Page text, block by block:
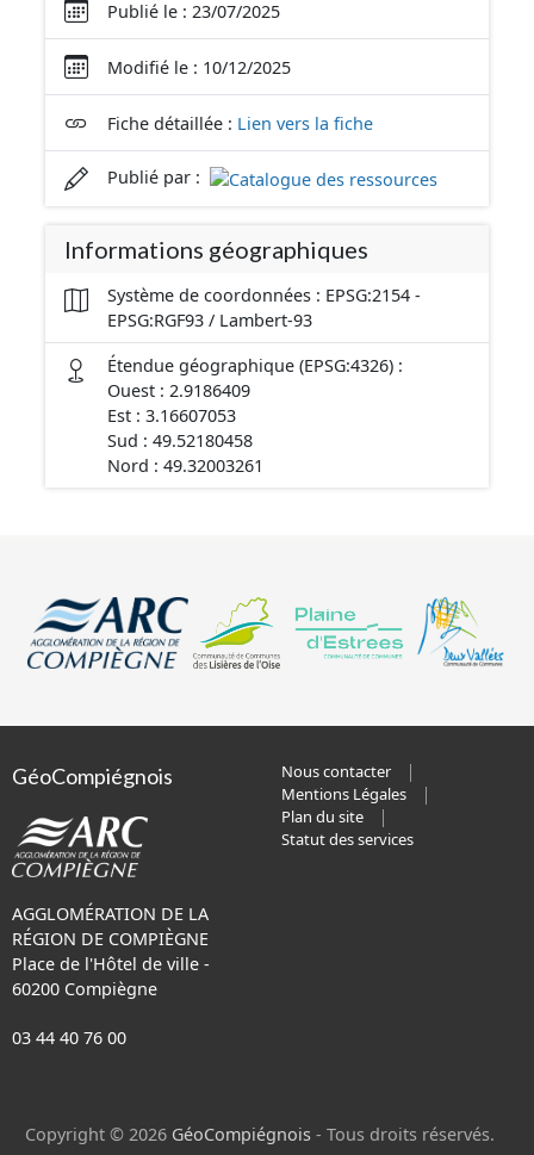
Publié le : 23/07/2025
Modifié le : 10/12/2025
Fiche détaillée : Lien vers la fiche
Publié par :
Informations géographiques
Système de coordonnées : EPSG:2154 -
EPSG:RGF93 / Lambert-93
Étendue géographique (EPSG:4326) :
Ouest : 2.9186409
Est : 3.16607053
Sud : 49.52180458
Nord : 49.32003261
GéoCompiégnois
AGGLOMÉRATION DE LA
RÉGION DE COMPIÈGNE
Place de l'Hôtel de ville -
60200 Compiègne
03 44 40 76 00
Nous contacter
Mentions Légales
Plan du site
Statut des services
Copyright © 2026 GéoCompiégnois - Tous droits réservés.